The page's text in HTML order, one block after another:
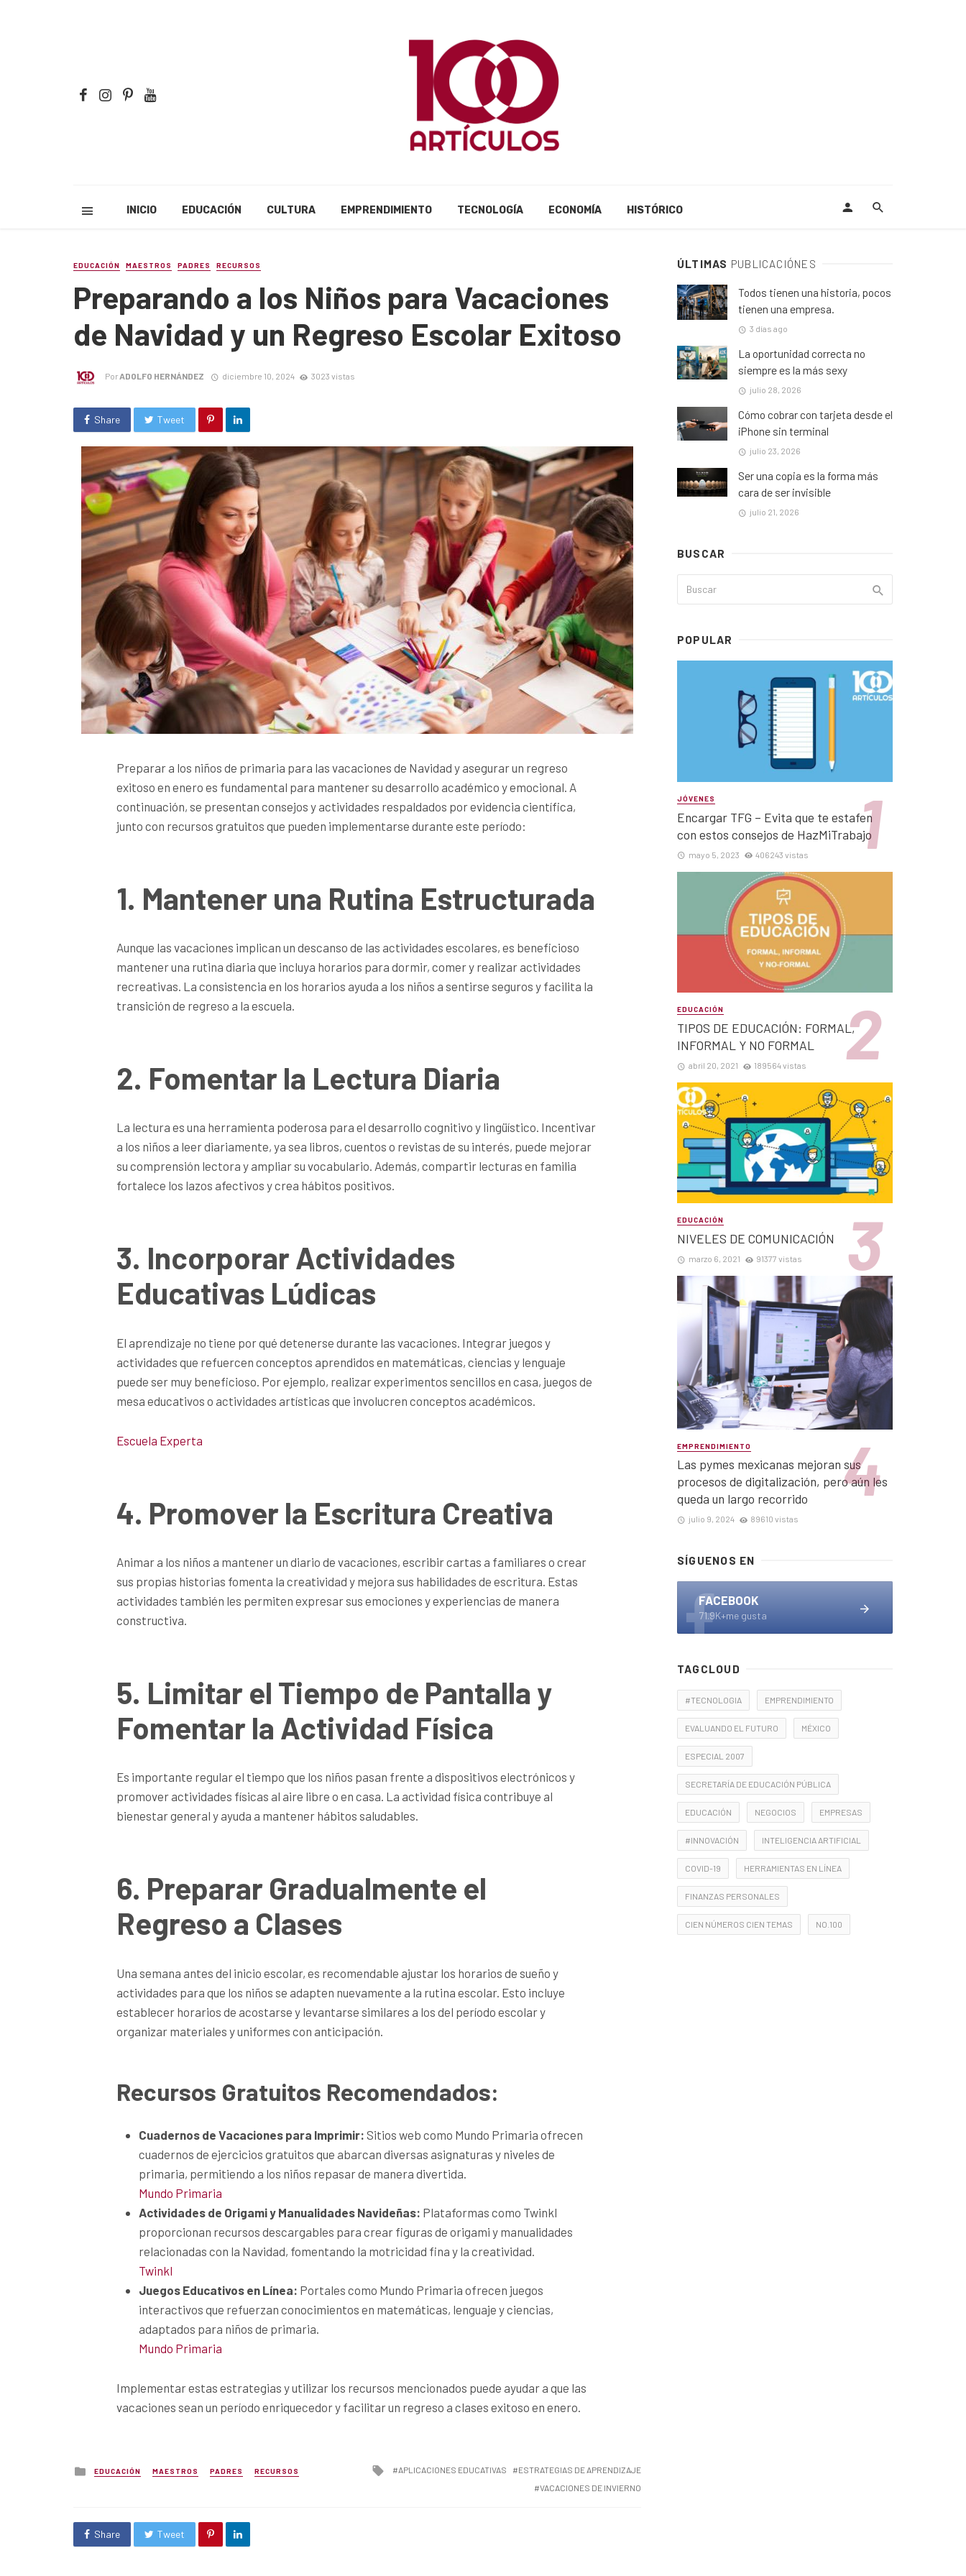
INICIO EDUCACIÓN CULTURA EMPRENDIMIENTO TECNOLOGÍA ECONOMÍA HISTÓRICO
EDUCACIÓN MAESTROS PADRES RECURSOS
Preparando a los Niños para Vacaciones
de Navidad y un Regreso Escolar Exitoso
Por ADOLFO HERNÁNDEZ diciembre 10, 2024 3023 vistas
Share Tweet
Preparar a los niños de primaria para las vacaciones de Navidad y asegurar un regreso
exitoso en enero es fundamental para mantener su desarrollo académico y emocional. A
continuación, se presentan consejos y actividades respaldados por evidencia científica,
junto con recursos gratuitos que pueden implementarse durante este período:
1. Mantener una Rutina Estructurada
Aunque las vacaciones implican un descanso de las actividades escolares, es beneficioso
mantener una rutina diaria que incluya horarios para dormir, comer y realizar actividades
recreativas. La consistencia en los horarios ayuda a los niños a sentirse seguros y facilita la
transición de regreso a la escuela.
2. Fomentar la Lectura Diaria
La lectura es una herramienta poderosa para el desarrollo cognitivo y lingüístico. Incentivar
a los niños a leer diariamente, ya sea libros, cuentos o revistas de su interés, puede mejorar
su comprensión lectora y ampliar su vocabulario. Además, compartir lecturas en familia
fortalece los lazos afectivos y crea hábitos positivos.
3. Incorporar Actividades
Educativas Lúdicas
El aprendizaje no tiene por qué detenerse durante las vacaciones. Integrar juegos y
actividades que refuercen conceptos aprendidos en matemáticas, ciencias y lenguaje
puede ser muy beneficioso. Por ejemplo, realizar experimentos sencillos en casa, juegos de
mesa educativos o actividades artísticas que involucren conceptos académicos.
Escuela Experta
4. Promover la Escritura Creativa
Animar a los niños a mantener un diario de vacaciones, escribir cartas a familiares o crear
sus propias historias fomenta la creatividad y mejora sus habilidades de escritura. Estas
actividades también les permiten expresar sus emociones y experiencias de manera
constructiva.
5. Limitar el Tiempo de Pantalla y
Fomentar la Actividad Física
Es importante regular el tiempo que los niños pasan frente a dispositivos electrónicos y
promover actividades físicas al aire libre o en casa. La actividad física contribuye al
bienestar general y ayuda a mantener hábitos saludables.
6. Preparar Gradualmente el
Regreso a Clases
Una semana antes del inicio escolar, es recomendable ajustar los horarios de sueño y
actividades para que los niños se adapten nuevamente a la rutina escolar. Esto incluye
establecer horarios de acostarse y levantarse similares a los del período escolar y
organizar materiales y uniformes con anticipación.
Recursos Gratuitos Recomendados:
Cuadernos de Vacaciones para Imprimir: Sitios web como Mundo Primaria ofrecen
cuadernos de ejercicios gratuitos que abarcan diversas asignaturas y niveles de
primaria, permitiendo a los niños repasar de manera divertida.
Mundo Primaria
Actividades de Origami y Manualidades Navideñas: Plataformas como Twinkl
proporcionan recursos descargables para crear figuras de origami y manualidades
relacionadas con la Navidad, fomentando la motricidad fina y la creatividad.
Twinkl
Juegos Educativos en Línea: Portales como Mundo Primaria ofrecen juegos
interactivos que refuerzan conocimientos en matemáticas, lenguaje y ciencias,
adaptados para niños de primaria.
Mundo Primaria
Implementar estas estrategias y utilizar los recursos mencionados puede ayudar a que las
vacaciones sean un período enriquecedor y facilitar un regreso a clases exitoso en enero.
Posted
in
EDUCACIÓN MAESTROS PADRES RECURSOS
Tagged
APLICACIONES EDUCATIVAS
ESTRATEGIAS DE APRENDIZAJE
VACACIONES DE INVIERNO
Share Tweet
ÚLTIMAS PUBLICACIÓNES
Todos tienen una historia, pocos
tienen una empresa.
3 días ago
La oportunidad correcta no
siempre es la más sexy
julio 28, 2026
Cómo cobrar con tarjeta desde el
iPhone sin terminal
julio 23, 2026
Ser una copia es la forma más
cara de ser invisible
julio 21, 2026
BUSCAR
POPULAR
JÓVENES
Encargar TFG – Evita que te estafen
con estos consejos de HazMiTrabajo
mayo 5, 2023 406243 vistas
EDUCACIÓN
TIPOS DE EDUCACIÓN: FORMAL,
INFORMAL Y NO FORMAL
abril 20, 2021 189564 vistas
EDUCACIÓN
NIVELES DE COMUNICACIÓN
marzo 6, 2021 91377 vistas
EMPRENDIMIENTO
Las pymes mexicanas mejoran sus
procesos de digitalización, pero aún les
queda un largo recorrido
julio 9, 2024 89610 vistas
SÍGUENOS EN
FACEBOOK
71.9K+me gusta
TAGCLOUD
#TECNOLOGIA EMPRENDIMIENTO
EVALUANDO EL FUTURO MÉXICO
ESPECIAL 2007
SECRETARÍA DE EDUCACIÓN PÚBLICA
EDUCACIÓN NEGOCIOS EMPRESAS
#INNOVACIÓN INTELIGENCIA ARTIFICIAL
COVID-19 HERRAMIENTAS EN LÍNEA
FINANZAS PERSONALES
CIEN NÚMEROS CIEN TEMAS NO.100